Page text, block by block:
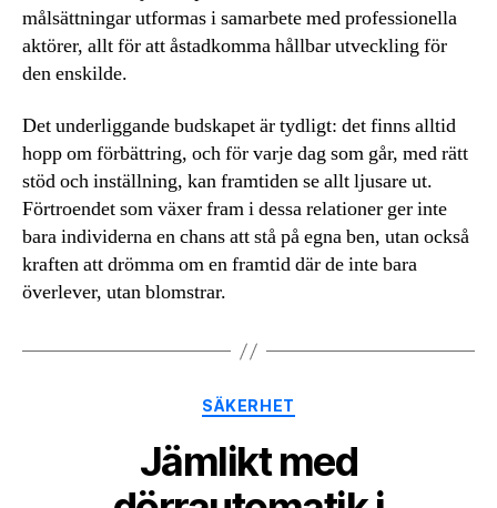
målsättningar utformas i samarbete med professionella
aktörer, allt för att åstadkomma hållbar utveckling för
den enskilde.
Det underliggande budskapet är tydligt: det finns alltid
hopp om förbättring, och för varje dag som går, med rätt
stöd och inställning, kan framtiden se allt ljusare ut.
Förtroendet som växer fram i dessa relationer ger inte
bara individerna en chans att stå på egna ben, utan också
kraften att drömma om en framtid där de inte bara
överlever, utan blomstrar.
Kategorier
SÄKERHET
Jämlikt med